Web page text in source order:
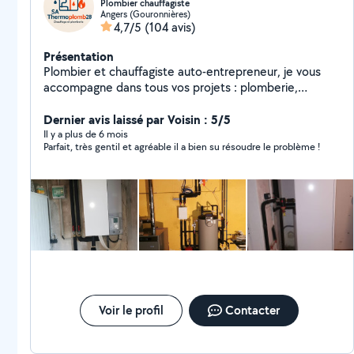
Plombier chauffagiste
Angers (Gouronnières)
4,7/5 (104 avis)
Présentation
Plombier et chauffagiste auto-entrepreneur, je vous
accompagne dans tous vos projets : plomberie,
urgence, une installation ou un entretien, je m'engage à
fournir un travail de qualité, propre et durable. La
satisfaction de mes clients est ma priorité.
Dernier avis laissé par Voisin : 5/5
Il y a plus de 6 mois
Parfait, très gentil et agréable il a bien su résoudre le problème !
Voir le profil Contacter